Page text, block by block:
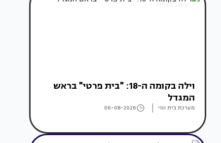
עיצוב בתים
וילה בקומה ה-18: "בית פרטי" בראש
המגדל
מערכת בית ונוי 06-08-2026